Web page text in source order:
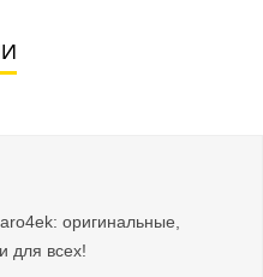
оригинальные,
для всех!